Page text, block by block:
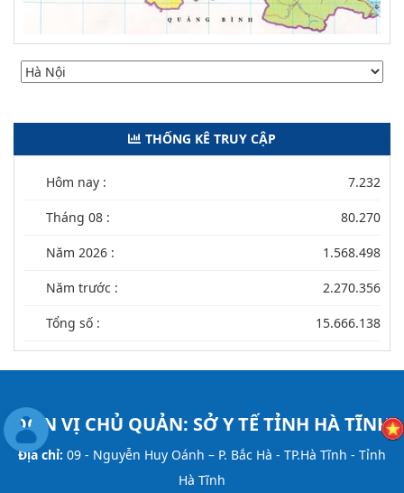
THỐNG KÊ TRUY CẬP
Hôm nay : 7.232
Tháng 08 : 80.270
Năm 2026 : 1.568.498
Năm trước : 2.270.356
Tổng số : 15.666.138
ĐƠN VỊ CHỦ QUẢN: SỞ Y TẾ TỈNH HÀ TĨNH
Địa chỉ: 09 - Nguyễn Huy Oánh – P. Bắc Hà - TP.Hà Tĩnh - Tỉnh
Hà Tĩnh